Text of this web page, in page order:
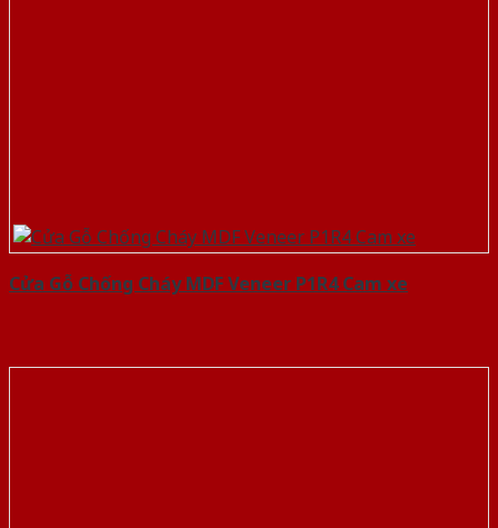
Cửa Gỗ Chống Cháy MDF Veneer P1R4 Cam xe